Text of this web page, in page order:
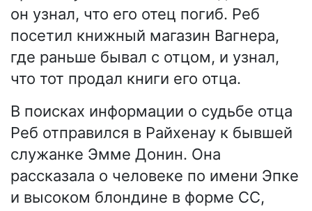
он узнал, что его отец погиб. Реб
посетил книжный магазин Вагнера,
где раньше бывал с отцом, и узнал,
что тот продал книги его отца.
В поисках информации о судьбе отца
Реб отправился в Райхенау к бывшей
служанке Эмме Донин. Она
рассказала о человеке по имени Эпке
и высоком блондине в форме СС,